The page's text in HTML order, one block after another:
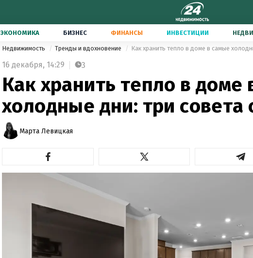
ЭКОНОМИКА БИЗНЕС ФИНАНСЫ ИНВЕСТИЦИИ
Недвижимость Тренды и вдохновение Как хранить тепло в доме в самые
16 декабря, 14:29 3
Как хранить тепло в доме
холодные дни: три совета
Марта Левицкая